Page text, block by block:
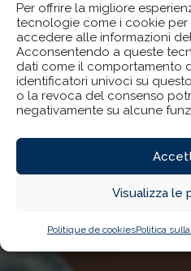
Per offrire la migliore
tecnologie come i cookie
accedere alle informazioni
Acconsentendo a queste
dati come il comportamento
identificatori univoci su
o la revoca del consenso
negativamente su alcune
Visualizza le
Politique de cookiesPolitica